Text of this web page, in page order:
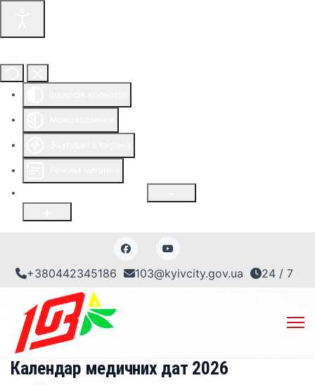
+380442345186 103@kyivcity.gov.ua 24 / 7
Календар медичних дат 2026